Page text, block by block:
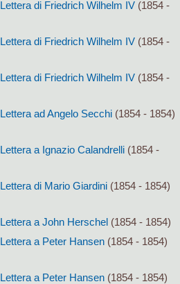
Lettera di Friedrich Wilhelm IV (1854 -
Lettera di Friedrich Wilhelm IV (1854 -
Lettera di Friedrich Wilhelm IV (1854 -
Lettera ad Angelo Secchi (1854 - 1854)
Lettera a Ignazio Calandrelli (1854 -
Lettera di Mario Giardini (1854 - 1854)
Lettera a John Herschel (1854 - 1854)
Lettera a Peter Hansen (1854 - 1854)
Lettera a Peter Hansen (1854 - 1854)